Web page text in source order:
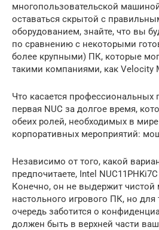
многопользовательской
оставаться скрытой с
оборудованием, знайте, что вы
по сравнению с некоторыми
более крупными) ПК, которые
такими компаниями, как Velocity
Что касается профессиональных
первая NUC за долгое время,
обеих ролей, необходимых в
корпоративных мероприятий:
Независимо от того, какой
предпочитаете, Intel
Конечно, он не выдержит
настольного игрового ПК, но для
очередь заботится о
должен быть в верхней части